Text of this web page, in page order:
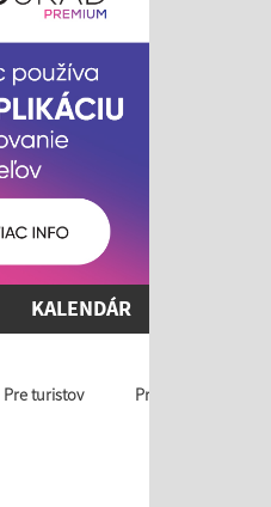
KALENDÁR
Pre turistov Profil ver.